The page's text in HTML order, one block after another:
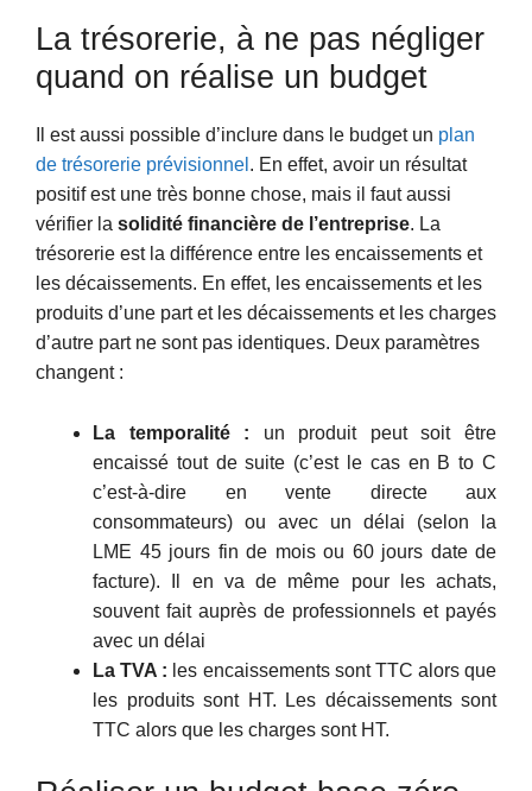
La trésorerie, à ne pas négliger
quand on réalise un budget
Il est aussi possible d’inclure dans le budget un plan
de trésorerie prévisionnel . En effet, avoir un résultat
positif est une très bonne chose, mais il faut aussi
vérifier la solidité financière de l’entreprise. La
trésorerie est la différence entre les encaissements et
les décaissements. En effet, les encaissements et les
produits d’une part et les décaissements et les charges
d’autre part ne sont pas identiques. Deux paramètres
changent :
La temporalité : un produit peut soit être
encaissé tout de suite (c’est le cas en B to C
c’est-à-dire en vente directe aux
consommateurs) ou avec un délai (selon la
LME 45 jours fin de mois ou 60 jours date de
facture). Il en va de même pour les achats,
souvent fait auprès de professionnels et payés
avec un délai
La TVA : les encaissements sont TTC alors que
les produits sont HT. Les décaissements sont
TTC alors que les charges sont HT.